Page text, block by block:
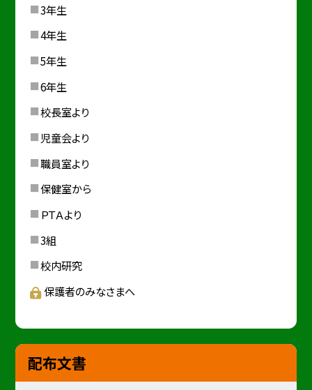
3年生
4年生
5年生
6年生
校長室より
児童会より
職員室より
保健室から
ＰＴＡより
3組
校内研究
保護者のみなさまへ
配布文書